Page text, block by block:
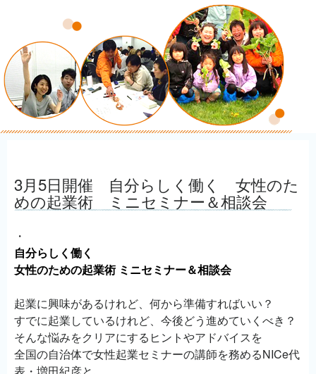
3月5日開催 自分らしく働く 女性のた
めの起業術 ミニセミナー＆相談会
・
自分らしく働く
女性のための起業術 ミニセミナー＆相談会
起業に興味があるけれど、何から準備すればいい？
すでに起業しているけれど、今後どう進めていくべき？
そんな悩みをクリアにするヒントやアドバイスを
全国の自治体で女性起業セミナーの講師を務めるNICe代